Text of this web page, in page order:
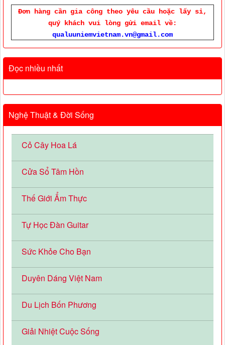
Đơn hàng cần gia công theo yêu cầu hoặc lấy sỉ,
quý khách vui lòng gửi email về:
qualuuniemvietnam.vn@gmail.com
Đọc nhiều nhất
Nghệ Thuật & Đời Sống
Cỏ Cây Hoa Lá
Cửa Sổ Tâm Hồn
Thế Giới Ẩm Thực
Tự Học Đàn Guitar
Sức Khỏe Cho Bạn
Duyên Dáng Việt Nam
Du Lịch Bốn Phương
Giải Nhiệt Cuộc Sống